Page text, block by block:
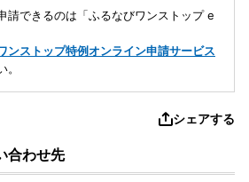
請できるのは「ふるなびワンストップ e
ンストップ特例オンライン申請サービス
シェアする
合わせ先